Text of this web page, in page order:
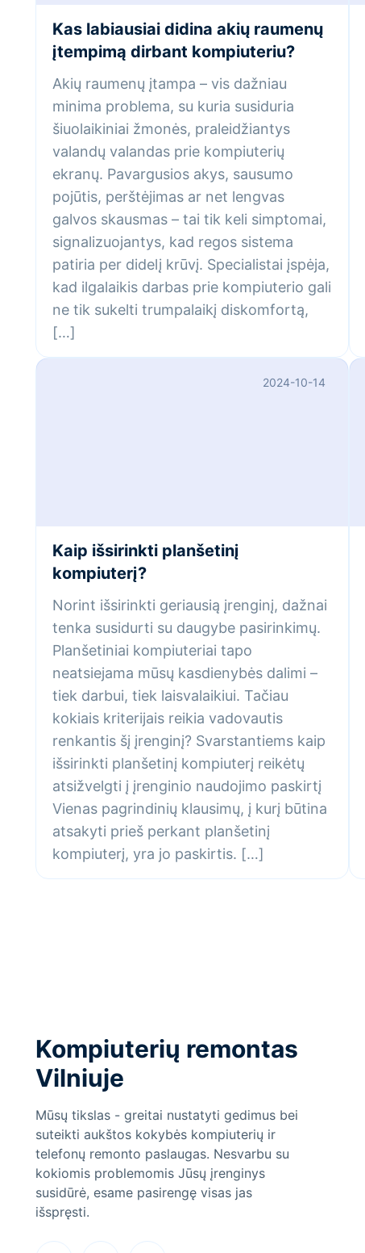
Kas labiausiai didina akių raumenų
įtempimą dirbant kompiuteriu?
Akių raumenų įtampa – vis dažniau
minima problema, su kuria susiduria
šiuolaikiniai žmonės, praleidžiantys
valandų valandas prie kompiuterių
ekranų. Pavargusios akys, sausumo
pojūtis, perštėjimas ar net lengvas
galvos skausmas – tai tik keli simptomai,
signalizuojantys, kad regos sistema
patiria per didelį krūvį. Specialistai įspėja,
kad ilgalaikis darbas prie kompiuterio gali
ne tik sukelti trumpalaikį diskomfortą,
[…]
2024-10-14
Kaip išsirinkti planšetinį
kompiuterį?
Norint išsirinkti geriausią įrenginį, dažnai
tenka susidurti su daugybe pasirinkimų.
Planšetiniai kompiuteriai tapo
neatsiejama mūsų kasdienybės dalimi –
tiek darbui, tiek laisvalaikiui. Tačiau
kokiais kriterijais reikia vadovautis
renkantis šį įrenginį? Svarstantiems kaip
išsirinkti planšetinį kompiuterį reikėtų
atsižvelgti į įrenginio naudojimo paskirtį
Vienas pagrindinių klausimų, į kurį būtina
atsakyti prieš perkant planšetinį
kompiuterį, yra jo paskirtis. […]
Kompiuterių remontas
Vilniuje
Mūsų tikslas - greitai nustatyti gedimus bei
suteikti aukštos kokybės kompiuterių ir
telefonų remonto paslaugas. Nesvarbu su
kokiomis problemomis Jūsų įrenginys
susidūrė, esame pasirengę visas jas
išspręsti.